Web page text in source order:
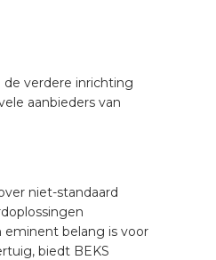
de verdere inrichting
aanbieders van
niet-standaard
eminent belang is voor
biedt BEKS